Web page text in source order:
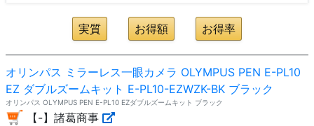
オリンパス ミラーレス一眼カメラ OLYMPUS PEN E-PL10
EZ ダブルズームキット E-PL10-EZWZK-BK ブラック
オリンパス OLYMPUS PEN E-PL10 EZダブルズームキット ブラック
【-】諸葛商事